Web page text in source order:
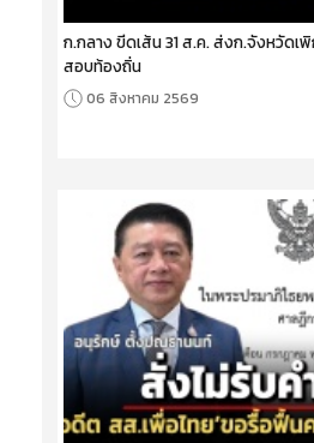
ก.กลาง ขีดเส้น 31 ส.ค. ส่งก.จังหวัดเพิ
สอบท้องถิ่น
06 สิงหาคม 2569